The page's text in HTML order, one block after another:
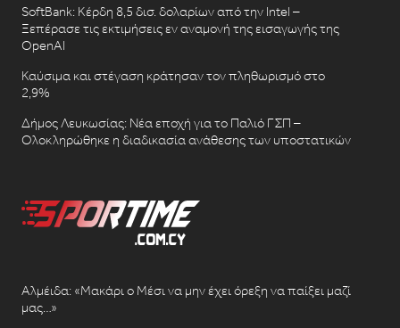
SoftBank: Κέρδη 8,5 δισ. δολαρίων από την Intel –
Ξεπέρασε τις εκτιμήσεις εν αναμονή της εισαγωγής της
OpenAI
Καύσιμα και στέγαση κράτησαν τον πληθωρισμό στο
2,9%
Δήμος Λευκωσίας: Νέα εποχή για το Παλιό ΓΣΠ –
Ολοκληρώθηκε η διαδικασία ανάθεσης των υποστατικών
Αλμέιδα: «Μακάρι ο Μέσι να μην έχει όρεξη να παίξει μαζί
μας…»